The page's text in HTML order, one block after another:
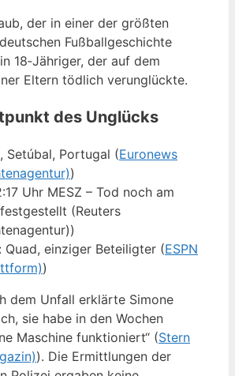
der in einer der größten
Fußballgeschichte
18‑Jähriger, der auf dem
Eltern tödlich verunglückte.
des Unglücks
Setúbal, Portugal (Euronews
)
Uhr MESZ – Tod noch am
(Reuters
Quad, einziger Beteiligter (ESPN
)
dem Unfall erklärte Simone
sie habe in den Wochen
Maschine funktioniert“ (Stern
). Die Ermittlungen der